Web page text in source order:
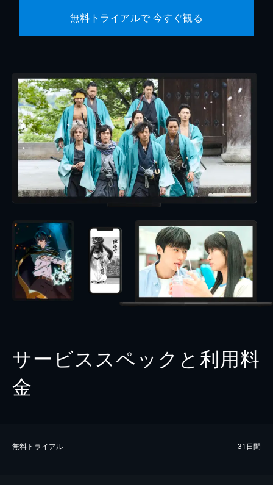
無料トライアルで 今すぐ観る
サービススペックと利用料
金
無料トライアル 31日間